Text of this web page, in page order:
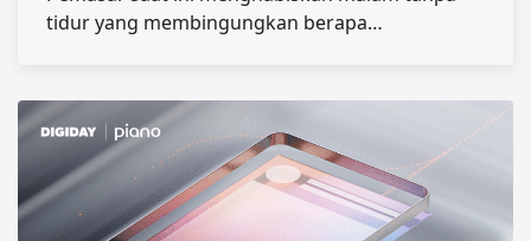
tidur yang membingungkan berapa…